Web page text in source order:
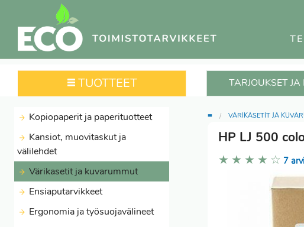
TUOTTEET TARJOUKSET
Kopiopaperit ja paperituotteet
Kansiot, muovitaskut ja
välilehdet
Värikasetit ja kuvarummut
Ensiaputarvikkeet
Ergonomia ja työsuojavälineet
≡ VÄRIKASETIT JA
HP LJ 500
★ ★ ★ ★ ☆ 7